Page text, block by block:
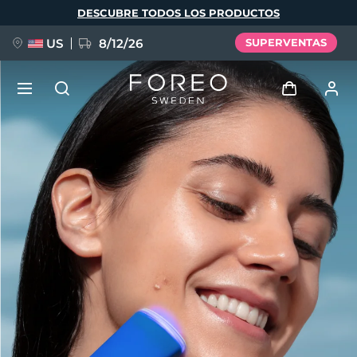
DESCUBRE TODOS LOS PRODUCTOS
US 8/12/26 SUPERVENTAS
Iniciar sesión
Perfil de usuario
Mis dispositivos
Mis pedidos
Mis direcciones
Mis suscripciones
NUEVO
FAQ™ Pure Beauty-Tech Elixir
BREAKING NEWS
issa™ Teeth Whitening Set
Idioma
English Deutsch
Español
Français
Português
Polski
Русский
Türkçe
简体中文 繁體中文